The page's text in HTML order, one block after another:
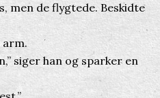
men de flygtede. Beskidte
arm.
siger han og sparker en